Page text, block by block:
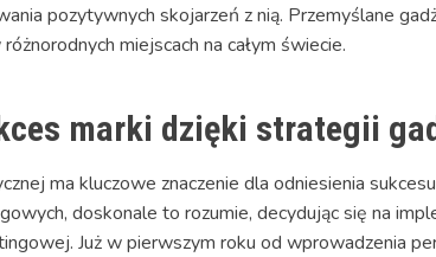
pozytywnych skojarzeń z nią. Przemyślane
miejscach na całym świecie.
marki dzięki strategii
ma kluczowe znaczenie dla odniesienia
doskonale to rozumie, decydując się na
Już w pierwszym roku od wprowadzenia